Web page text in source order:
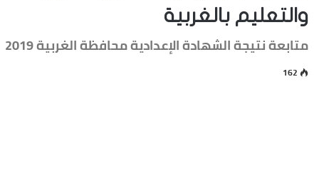
والتعليم بالغربية
متابعة نتيجة الشهادة الإعدادية محافظة الغربية 2019
162